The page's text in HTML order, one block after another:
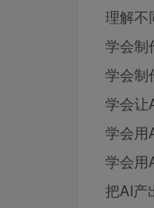
理解不
学会制
学会制
学会让
学会用
学会用
把AI产